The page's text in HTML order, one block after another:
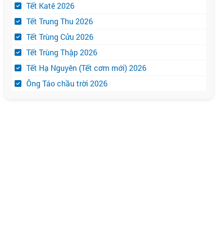
Tết Katê 2026
Tết Trung Thu 2026
Tết Trùng Cửu 2026
Tết Trùng Thập 2026
Tết Hạ Nguyên (Tết cơm mới) 2026
Ông Táo chầu trời 2026